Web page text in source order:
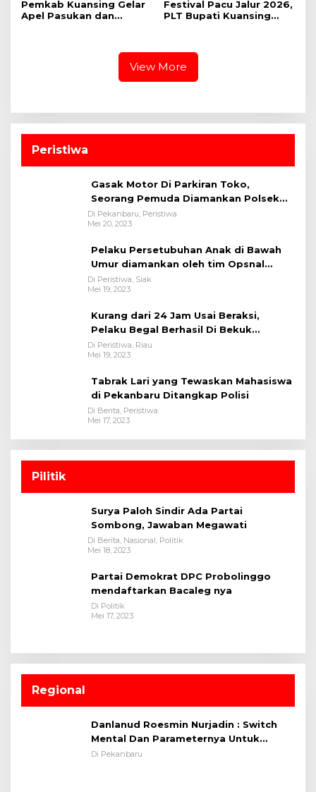
Pemkab Kuansing Gelar
Apel Pasukan dan
Festival Pacu Jalur 2026,
PLT Bupati Kuansing
View More
Peristiwa
Gasak Motor Di Parkiran Toko,
Seorang Pemuda Diamankan Polsek
Bukit Raya
Di Pekanbaru, Peristiwa
Mei 20, 2023
Pelaku Persetubuhan Anak di Bawah
Umur diamankan oleh tim Opsnal
Polsek Tualang-Polres Siak-Polda Riau
Di Peristiwa, Siak
Mei 19, 2023
Kurang dari 24 Jam Usai Beraksi,
Pelaku Begal Berhasil Di Bekuk
Satreskrim Polres Kuansing
Di Peristiwa, Riau
Mei 19, 2023
Tabrak Lari yang Tewaskan Mahasiswa
di Pekanbaru Ditangkap Polisi
Di Berita, Peristiwa
Mei 17, 2023
Pilitik
Surya Paloh Sindir Ada Partai
Sombong, Jawaban Megawati
Di Berita, Nasional, Politik
Mei 18, 2023
Partai Demokrat DPC Probolinggo
mendaftarkan Bacaleg nya
Di Politik
Mei 17, 2023
Regional
Danlanud Roesmin Nurjadin : Switch
Mental Dan Parameternya Untuk
Melaksanakan ✈
Di Pekanbaru